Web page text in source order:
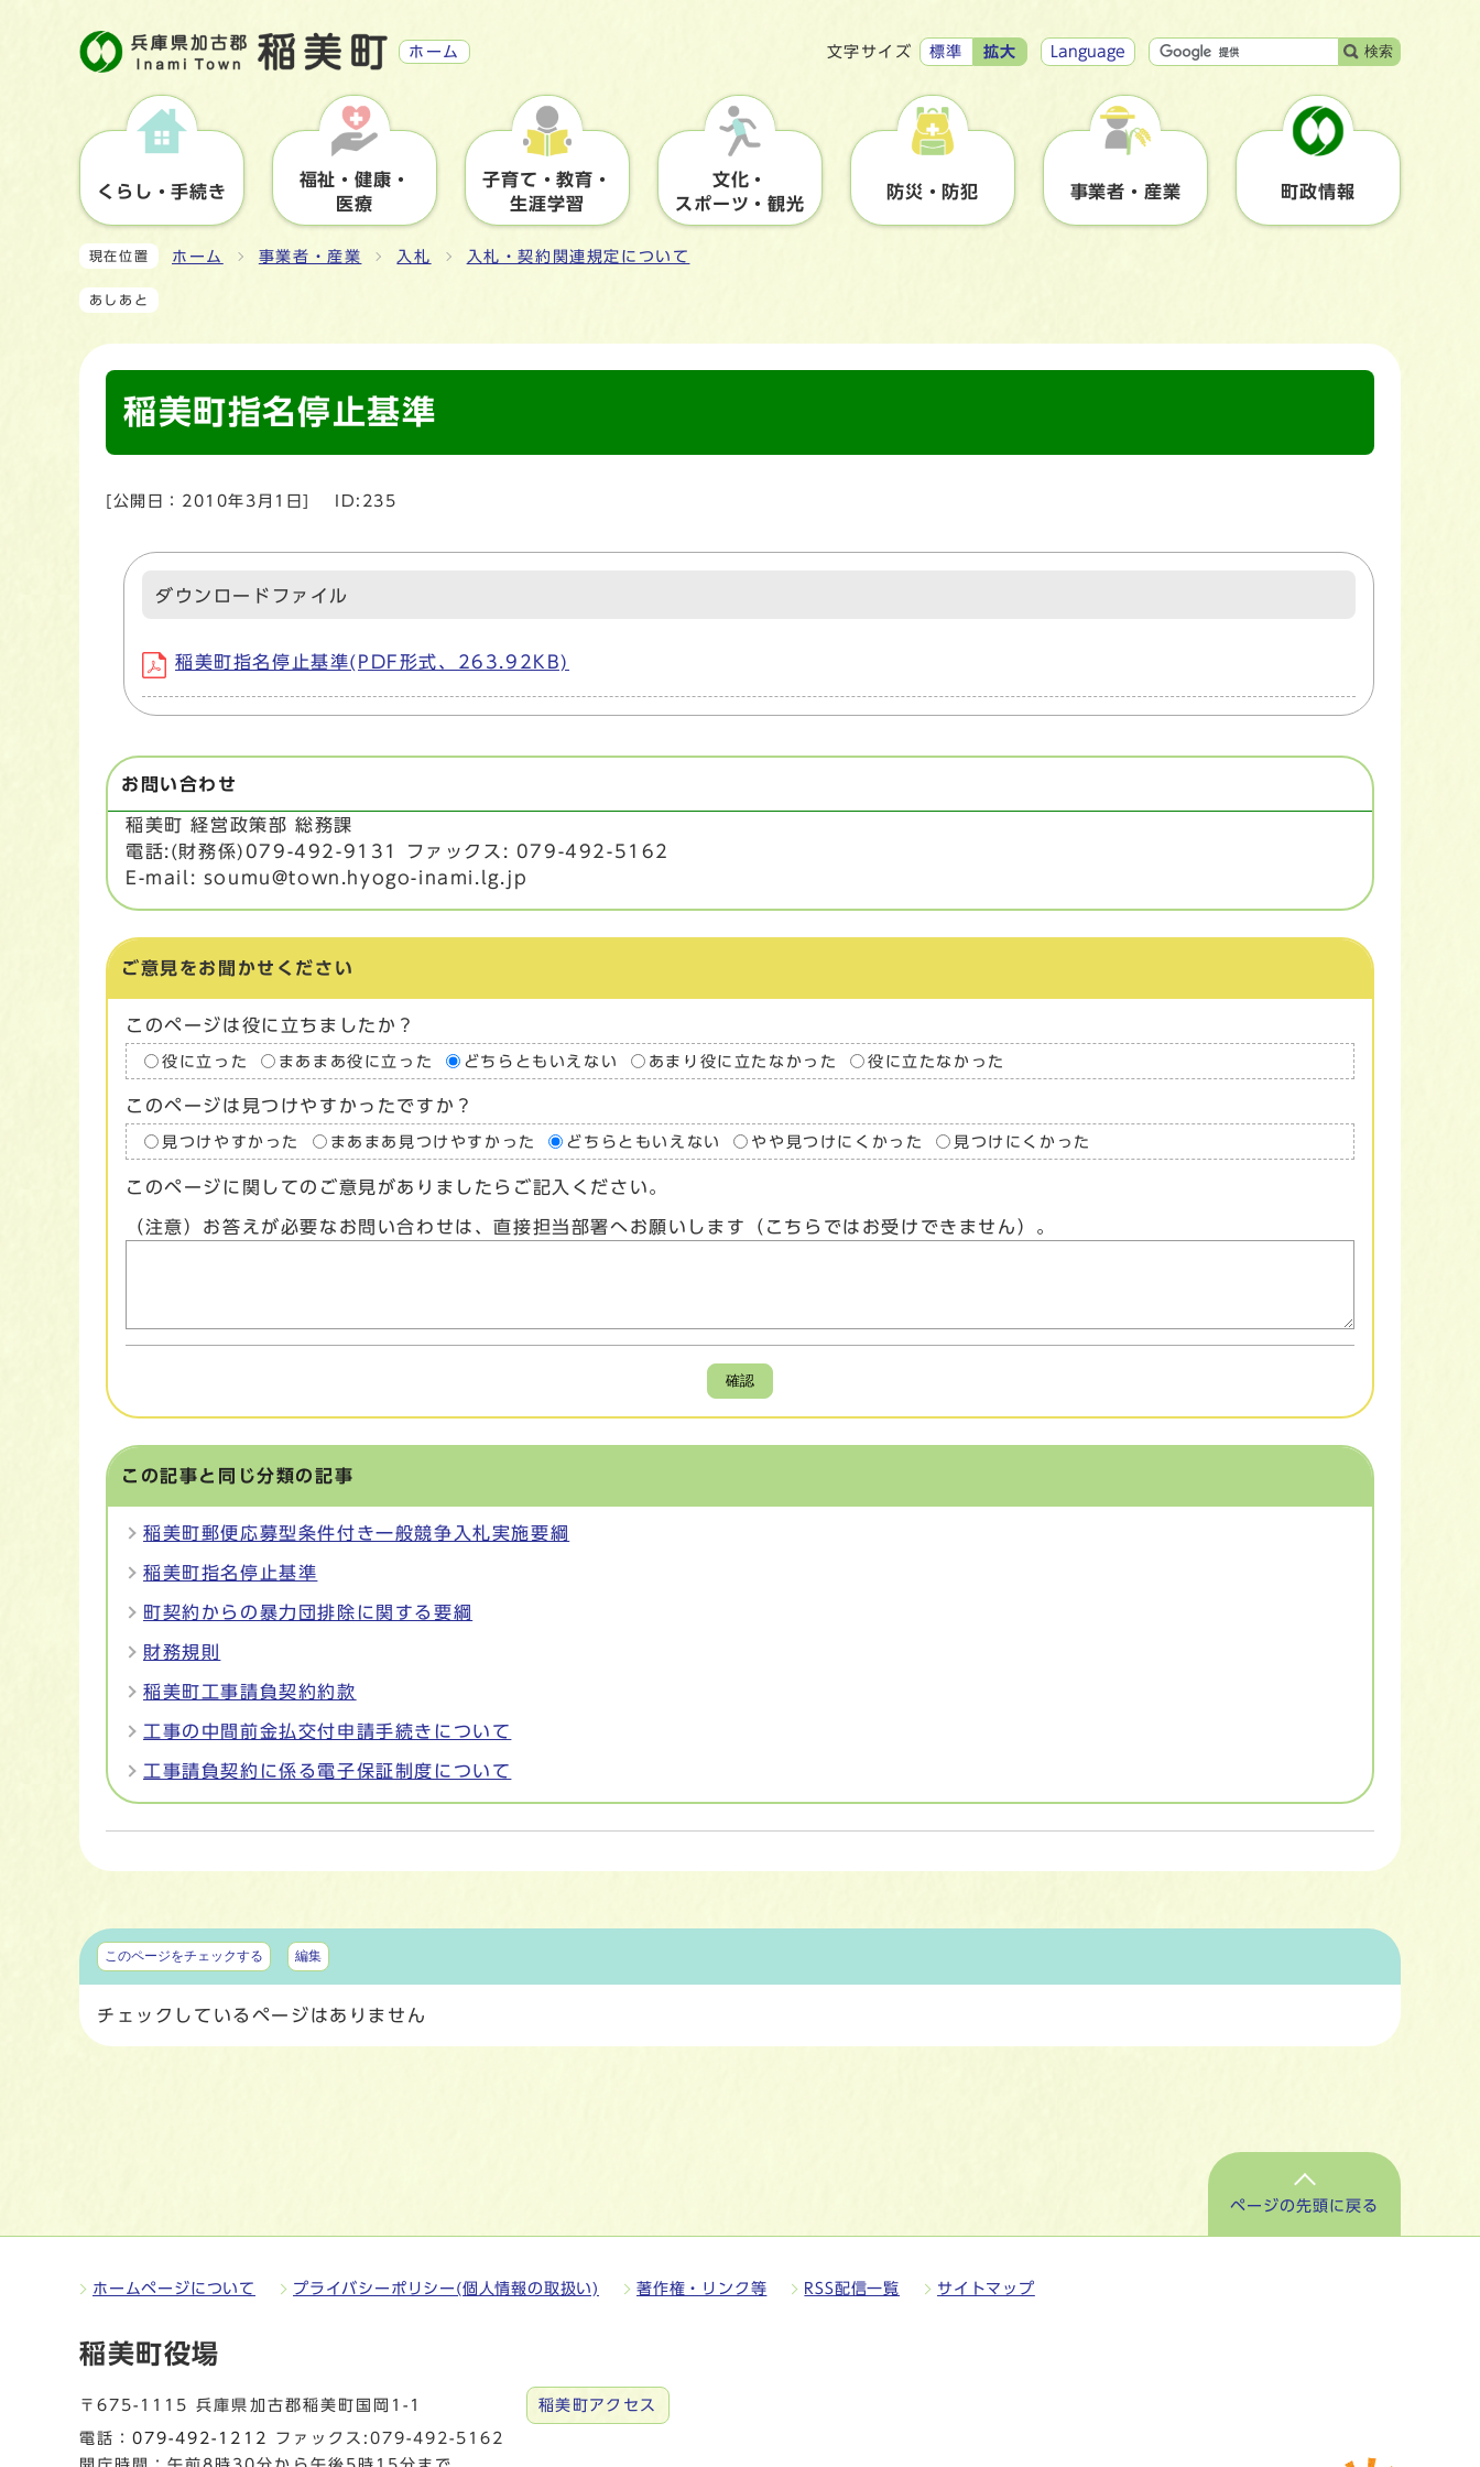
ホーム 文字サイズ 標準 拡大 Language 検索
くらし・手続き
福祉・健康・
医療
子育て・教育・
生涯学習
文化・
スポーツ・観光
防災・防犯 事業者・産業 町政情報
現在位置 ホーム 事業者・産業 入札 入札・契約関連規定について
あしあと
稲美町指名停止基準
[公開日： 2010年3月1日 ID:235
ダウンロードファイル
稲美町指名停止基準(PDF形式、263.92KB)
お問い合わせ
稲美町 経営政策部 総務課
電話:(財務係)079-492-9131 ファックス: 079-492-5162
E-mail: soumu@town.hyogo-inami.lg.jp
ご意見をお聞かせください
このページは役に立ちましたか？
役に立った まあまあ役に立った どちらともいえない あまり役に立たなかった 役に立たなかった
このページは見つけやすかったですか？
見つけやすかった まあまあ見つけやすかった どちらともいえない やや見つけにくかった 見つけにくかった
このページに関してのご意見がありましたらご記入ください。
（注意）お答えが必要なお問い合わせは、直接担当部署へお願いします（こちらではお受けできません）。
確認
この記事と同じ分類の記事
稲美町郵便応募型条件付き一般競争入札実施要綱
稲美町指名停止基準
町契約からの暴力団排除に関する要綱
財務規則
稲美町工事請負契約約款
工事の中間前金払交付申請手続きについて
工事請負契約に係る電子保証制度について
マイページ
このページをチェックする 編集
チェックしているページはありません
ページの先頭に戻る
ホームページについて プライバシーポリシー(個人情報の取扱い) 著作権・リンク等 RSS配信一覧 サイトマップ
稲美町役場
〒675-1115 兵庫県加古郡稲美町国岡1-1 稲美町アクセス
電話：079-492-1212
ファックス:079-492-5162